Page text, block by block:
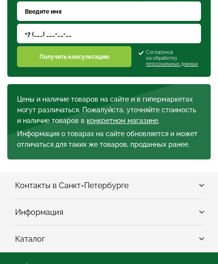
Цены и наличие товаров на сайте и в гипермаркетах
могут различаться. Пожалуйста, уточняйте стоимость
и наличие товаров в конкретном магазине.
Информация о товарах на сайте обновляется и может
отличаться для таких же товаров, проданных ранее.
Получить консультацию
Согласен(а)
на обработку
персональных данных
Контакты в Санкт=Петербурге
Информация
Каталог